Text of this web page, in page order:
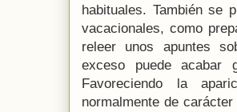
habituales. También se
vacacionales, como
releer unos apuntes
exceso puede acabar
Favoreciendo la
normalmente de